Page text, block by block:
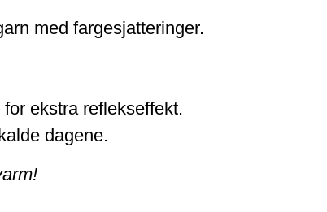
med fargesjatteringer.
ekstra reflekseffekt.
dagene.